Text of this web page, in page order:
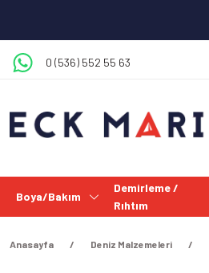
0 (536) 552 55 63
Boya/Bakım
Demirleme /
Rıhtım
Anasayfa Deniz Malzemeleri